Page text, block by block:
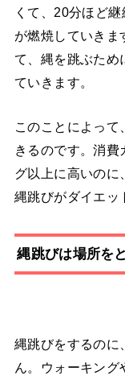
くて、20分ほど
が燃焼していきま
て、縄を跳ぶため
ていきます。
このことによっ
きるのです。消
グ以上に高いのに
縄跳びがダイエッ
縄跳びは場所を
縄跳びをするのに
ん。ウォーキン